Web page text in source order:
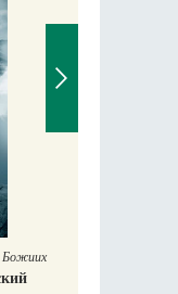
Божиих